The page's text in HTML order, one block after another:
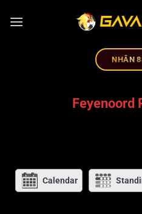
NHÂN
Feyenoord
Calendar